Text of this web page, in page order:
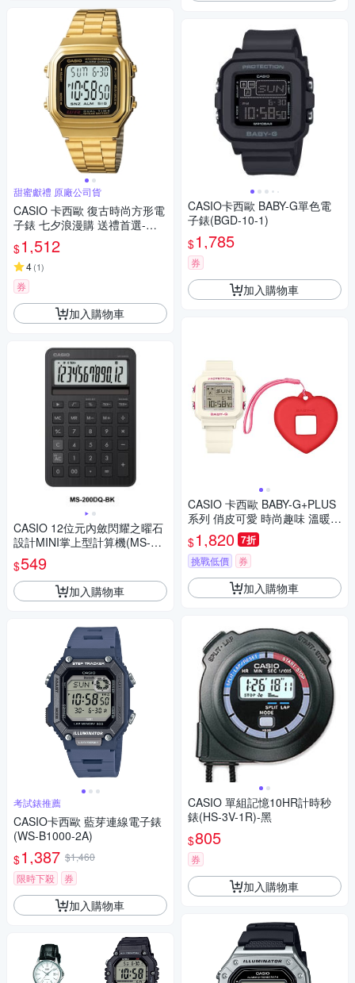
甜蜜獻禮 原廠公司貨
CASIO 卡西歐 復古時尚方形電
子錶 七夕浪漫購 送禮首選-金 A
178WGA-1A
$1,512
4(1)
券
加入購物車
CASIO 12位元內斂閃耀之曜石
設計MINI掌上型計算機(MS-20
0DQ系列)共五色
$549
加入購物車
考試錶推薦
CASIO卡西歐 藍芽連線電子錶
(WS-B1000-2A)
$1,387 $1,460
限時下殺
券
加入購物車
CASIO卡西歐 BABY-G單色電
子錶(BGD-10-1)
$1,785
券
加入購物車
CASIO 卡西歐 BABY-G+PLUS
系列 俏皮可愛 時尚趣味 溫暖白
粉 BGD-10KH-7_39mm
$1,820 7折
挑戰低價 券
加入購物車
CASIO 單組記憶10HR計時秒
錶(HS-3V-1R)-黑
$805
券
加入購物車